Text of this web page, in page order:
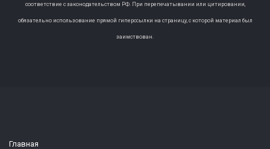
соответствие с законодательством РФ. При перепечатывании или цитировании,
обязательно использование прямой гиперссылки на страницу, с которой материал был
заимствован.
Главная